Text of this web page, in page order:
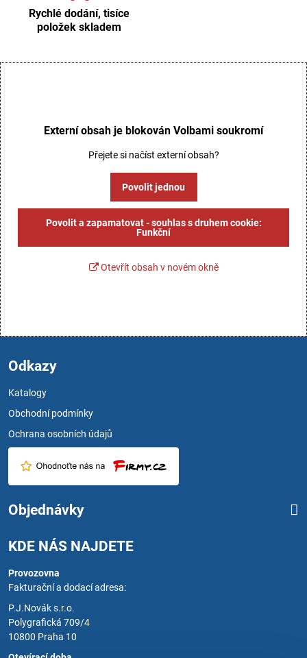
Rychlé dodání, tisíce
položek skladem
Externí obsah je blokován Volbami soukromí
Přejete si načíst externí obsah?
Povolit jednou
Povolit a zapamatovat - souhlas s druhem cookie:
Funkční
Otevřít obsah v novém okně
Odkazy
Katalogy
Obchodní podmínky
Ochrana osobních údajů
Objednávky
KDE NÁS NAJDETE
Provozovna
Fakturační a dodací adresa:
P.J.Novák s.r.o.
Polygrafická 709/4
10800 Praha 10